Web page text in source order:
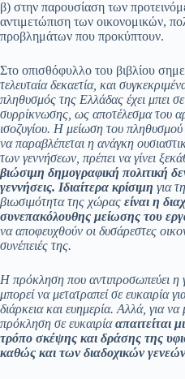
β) στην παρουσίαση των
αντιμετώπιση των οικονομικών,
προβλημάτων που προκύπτουν.
Στο οπισθόφυλλο του βιβλίου
τελευταία δεκαετία, και
πληθυσμός της Ελλάδας έχει μπει
συρρίκνωσης, ως αποτέλεσμα του
ισοζυγίου. Η μείωση του πληθυσμού
να παραβλέπεται η ανάγκη
των γεννήσεων, πρέπει να γίνει
βιώσιμη δημογραφική πολιτική
γεννήσεις. Ιδιαίτερα κρίσιμη για
βιωσιμότητα της χώρας είναι η
συνεπακόλουθης μείωσης του
να αποφευχθούν οι δυσάρεστες
συνέπειές της.
Η πρόκληση που αντιπροσωπεύει η
μπορεί να μετατραπεί σε ευκαιρία
διάρκεια και ευημερία. Αλλά, για να
πρόκληση σε ευκαιρίααπαιτείται
τρόπο σκέψης και δράσης της
καθώς και των διαδοχικών